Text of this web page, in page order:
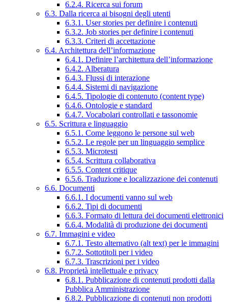
6.2.4. Ricerca sui forum
6.3. Dalla ricerca ai bisogni degli utenti
6.3.1. User stories per definire i contenuti
6.3.2. Job stories per definire i contenuti
6.3.3. Criteri di accettazione
6.4. Architettura dell’informazione
6.4.1. Definire l’architettura dell’informazione
6.4.2. Alberatura
6.4.3. Flussi di interazione
6.4.4. Sistemi di navigazione
6.4.5. Tipologie di contenuto (content type)
6.4.6. Ontologie e standard
6.4.7. Vocabolari controllati e tassonomie
6.5. Scrittura e linguaggio
6.5.1. Come leggono le persone sul web
6.5.2. Le regole per un linguaggio semplice
6.5.3. Microtesti
6.5.4. Scrittura collaborativa
6.5.5. Content critique
6.5.6. Traduzione e localizzazione dei contenuti
6.6. Documenti
6.6.1. I documenti vanno sul web
6.6.2. Tipi di documenti
6.6.3. Formato di lettura dei documenti elettronici
6.6.4. Modalità di produzione dei documenti
6.7. Immagini e video
6.7.1. Testo alternativo (alt text) per le immagini
6.7.2. Sottotitoli per i video
6.7.3. Trascrizioni per i video
6.8. Proprietà intellettuale e privacy
6.8.1. Pubblicazione di contenuti prodotti dalla
Pubblica Amministrazione
6.8.2. Pubblicazione di contenuti non prodotti